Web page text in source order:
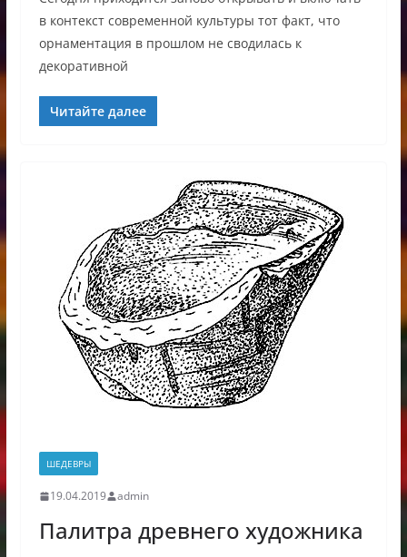
в контекст современной культуры тот факт, что
орнаментация в прошлом не сводилась к
декоративной
Читайте далее
ШЕДЕВРЫ
19.04.2019 admin
Палитра древнего художника